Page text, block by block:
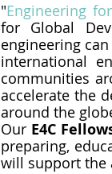
"Engineering
for Global
engineering
international
communities
accelerate the
around the
Our E4C
preparing,
will support the